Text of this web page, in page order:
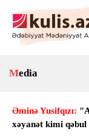
Media
Əminə Yusifqızı:
xəyanət kimi